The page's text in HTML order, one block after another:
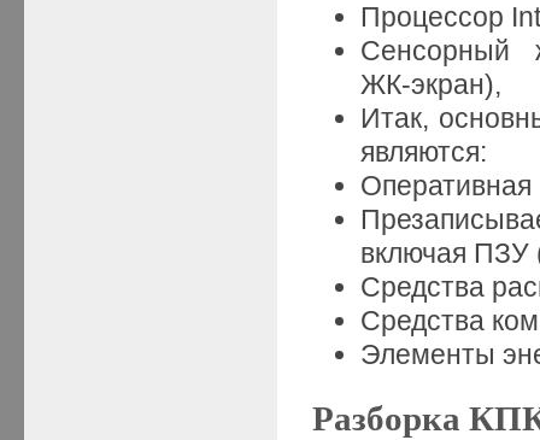
Процессор
Сенсорный
ЖК-экран),
Итак,
являются:
Оперативная
включая ПЗУ
Средства
Средства
Элементы
Разборка